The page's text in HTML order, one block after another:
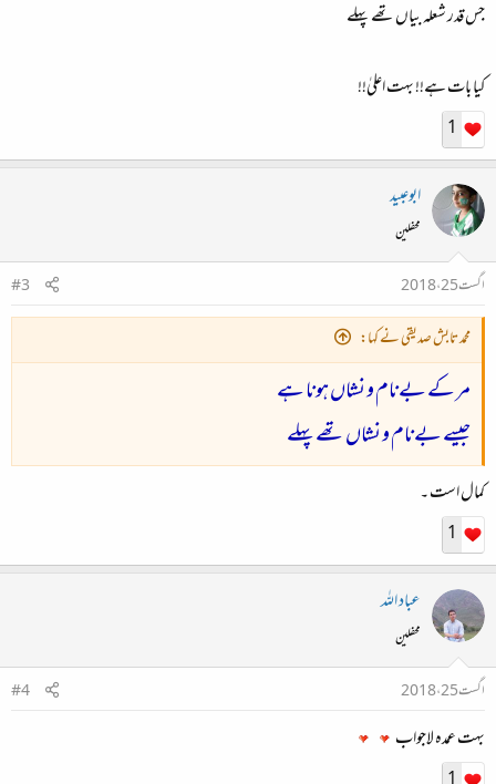
جس قدر شعلہ بیاں تھے پہلے
کیا بات ہے!! بہت اعلیٰ!!
1
ابوعبید
محفلین
اگست 25، 2018
#3
محمد تابش صدیقی نے کہا:
مر کے بےنام و نشاں ہونا ہے
جیسے بےنام و نشاں تھے پہلے
کمال است ۔
1
عباد اللہ
محفلین
اگست 25، 2018
#4
بہت عمدہ لاجواب